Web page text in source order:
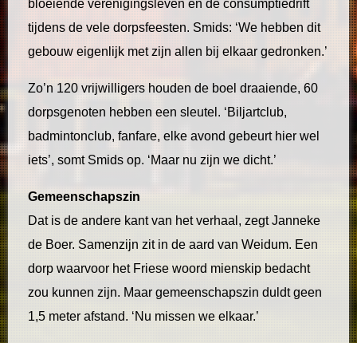
bloeiende verenigingsleven en de consumptiedrift
tijdens de vele dorpsfeesten. Smids: ‘We hebben dit
gebouw eigenlijk met zijn allen bij elkaar gedronken.’
Zo’n 120 vrijwilligers houden de boel draaiende, 60
dorpsgenoten hebben een sleutel. ‘Biljartclub,
badmintonclub, fanfare, elke avond gebeurt hier wel
iets’, somt Smids op. ‘Maar nu zijn we dicht.’
Gemeenschapszin
Dat is de andere kant van het verhaal, zegt Janneke
de Boer. Samenzijn zit in de aard van Weidum. Een
dorp waarvoor het Friese woord mienskip bedacht
zou kunnen zijn. Maar gemeenschapszin duldt geen
1,5 meter afstand. ‘Nu missen we elkaar.’